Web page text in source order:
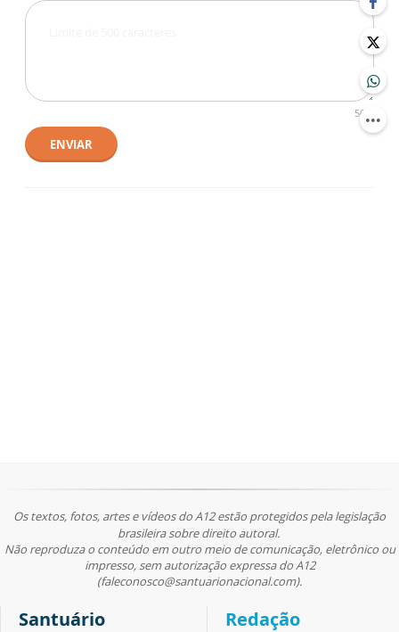
500
ENVIAR
Os textos, fotos, artes e vídeos do A12 estão protegidos pela legislação
brasileira sobre direito autoral.
Não reproduza o conteúdo em outro meio de comunicação, eletrônico ou
impresso, sem autorização expressa do A12
(faleconosco@santuarionacional.com).
Santuário Redação